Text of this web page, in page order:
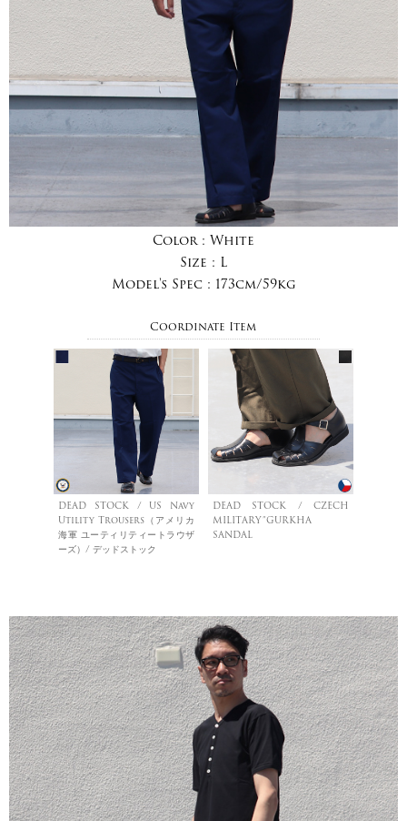
Color : White
Size : L
Model's Spec : 173cm/59kg
Coordinate Item
DEAD STOCK / US Navy
Utility Trousers（アメリカ
海軍 ユーティリティートラウザ
ーズ）/ デッドストック
DEAD STOCK / CZECH
MILITARY”GURKHA
SANDAL